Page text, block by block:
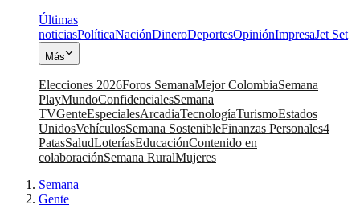
Últimas
noticiasPolíticaNaciónDineroDeportesOpiniónImpresaJet Set
Más
Elecciones 2026Foros SemanaMejor ColombiaSemana
PlayMundoConfidencialesSemana
TVGenteEspecialesArcadiaTecnologíaTurismoEstados
UnidosVehículosSemana SostenibleFinanzas Personales4
PatasSaludLoteríasEducaciónContenido en
colaboraciónSemana RuralMujeres
Semana|
Gente